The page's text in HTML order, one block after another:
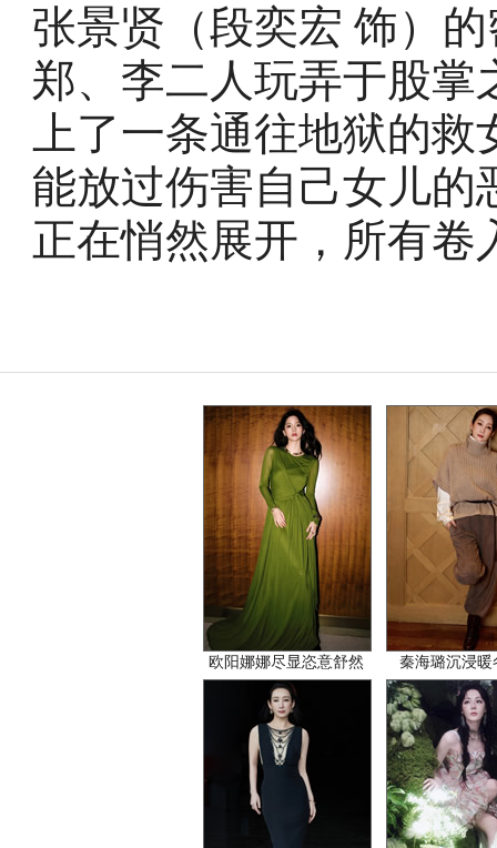
张景贤（段奕宏 饰）
郑、李二人玩弄于股掌
上了一条通往地狱的救
能放过伤害自己女儿的
正在悄然展开，所有卷
欧阳娜娜尽显恣意舒然 秦海璐沉浸暖